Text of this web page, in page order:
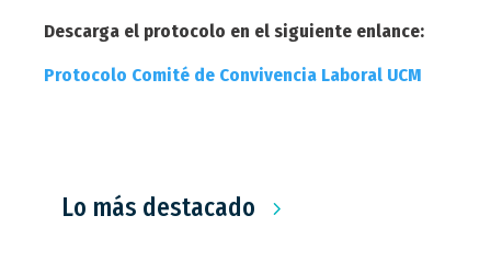
Descarga el protocolo en el siguiente enlance:
Protocolo Comité de Convivencia Laboral UCM
Lo más destacado